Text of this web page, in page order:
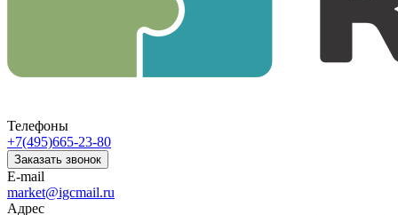
Телефоны
+7(495)665-23-80
Заказать звонок
E-mail
market@igcmail.ru
Адрес